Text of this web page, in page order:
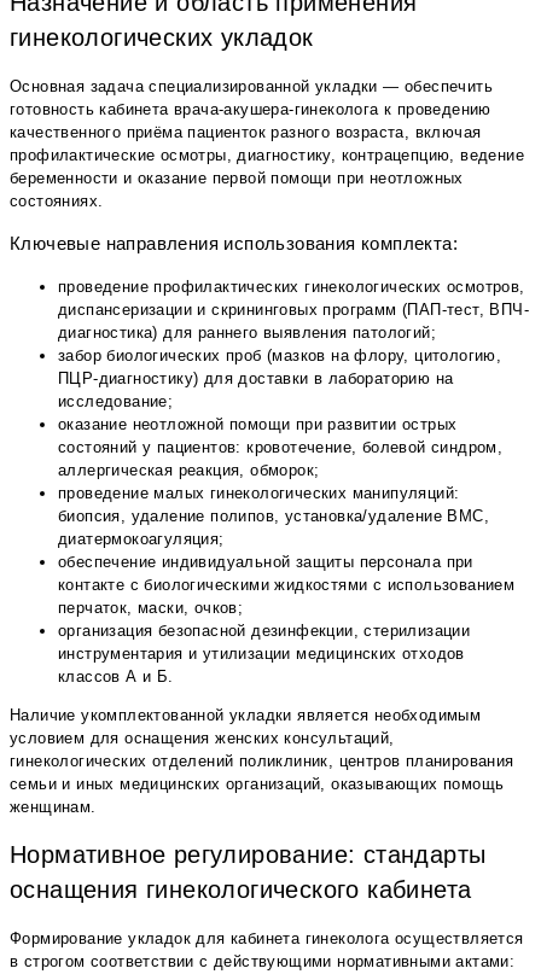
гинекологических укладок
Основная задача специализированной укладки — обеспечить
готовность кабинета врача-акушера-гинеколога к проведению
качественного приёма пациенток разного возраста, включая
профилактические осмотры, диагностику, контрацепцию, ведение
беременности и оказание первой помощи при неотложных
состояниях.
Ключевые направления использования комплекта:
проведение профилактических гинекологических осмотров,
диспансеризации и скрининговых программ (ПАП-тест, ВПЧ-
диагностика) для раннего выявления патологий;
забор биологических проб (мазков на флору, цитологию,
ПЦР-диагностику) для доставки в лабораторию на
исследование;
оказание неотложной помощи при развитии острых
состояний у пациентов: кровотечение, болевой синдром,
аллергическая реакция, обморок;
проведение малых гинекологических манипуляций:
биопсия, удаление полипов, установка/удаление ВМС,
диатермокоагуляция;
обеспечение индивидуальной защиты персонала при
контакте с биологическими жидкостями с использованием
перчаток, маски, очков;
организация безопасной дезинфекции, стерилизации
инструментария и утилизации медицинских отходов
классов А и Б.
Наличие укомплектованной укладки является необходимым
условием для оснащения женских консультаций,
гинекологических отделений поликлиник, центров планирования
семьи и иных медицинских организаций, оказывающих помощь
женщинам.
Нормативное регулирование: стандарты
оснащения гинекологического кабинета
Формирование укладок для кабинета гинеколога осуществляется
в строгом соответствии с действующими нормативными актами: